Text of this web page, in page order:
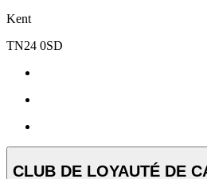
Kent
TN24 0SD
CLUB DE LOYAUTÉ DE